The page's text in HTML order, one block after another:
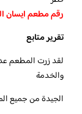
رقم مطعم ايسان
تقرير متابع
لقد زرت المطعم
والخدمة
الجيدة من جميع